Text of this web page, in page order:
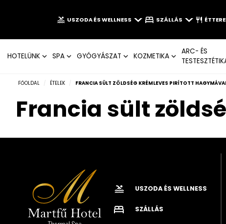
USZODA ÉS WELLNESS SZÁLLÁS
HOTELÜNK SPA GYÓGYÁSZAT KOZMETIKA
ARC- ÉS
FŐOLDAL / ÉTELEK / FRANCIA SÜLT ZÖLDSÉG KRÉMLEVES PIRÍTOTT
Francia sült
USZODA ÉS WELLNESS
SZÁLLÁS